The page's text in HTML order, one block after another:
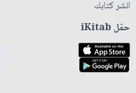
انشر كتابك
حمّل iKitab